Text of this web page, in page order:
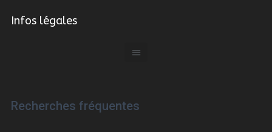
Infos légales
Recherches fréquentes